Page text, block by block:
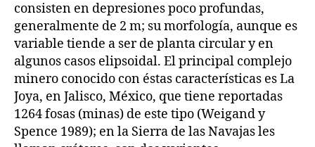
consisten en depresiones poco profundas,
generalmente de 2 m; su morfología, aunque es
variable tiende a ser de planta circular y en
algunos casos elipsoidal. El principal complejo
minero conocido con éstas características es La
Joya, en Jalisco, México, que tiene reportadas
1264 fosas (minas) de este tipo (Weigand y
Spence 1989); en la Sierra de las Navajas les